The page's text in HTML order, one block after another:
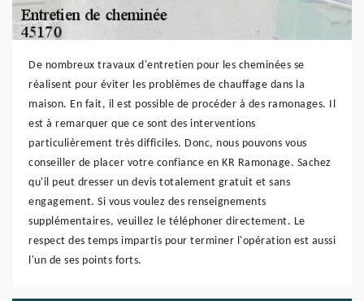
De nombreux travaux d'entretien pour les cheminées se
réalisent pour éviter les problèmes de chauffage dans la
maison. En fait, il est possible de procéder à des ramonages. Il
est à remarquer que ce sont des interventions
particulièrement très difficiles. Donc, nous pouvons vous
conseiller de placer votre confiance en KR Ramonage. Sachez
qu'il peut dresser un devis totalement gratuit et sans
engagement. Si vous voulez des renseignements
supplémentaires, veuillez le téléphoner directement. Le
respect des temps impartis pour terminer l'opération est aussi
l'un de ses points forts.